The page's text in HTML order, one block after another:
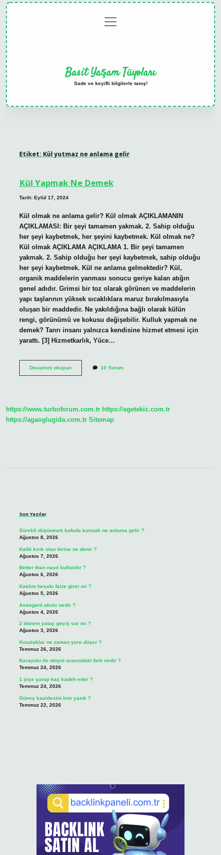
menüyü
aç
Basit Yaşam Tüyoları
Sade ve keyifli bilgilerle tanış!
Etiket: Kül yutmaz ne anlama gelir
Kül Yapmak Ne Demek
Tarih: Eylül 17, 2024
Kül olmak ne anlama gelir? Kül olmak AÇIKLAMANIN
AÇIKLAMASI: Bir şeyi tamamen yakmak. 2. Sahip olduğu
her şeyi kaybetmek, her şeyini kaybetmek. Kül olmak ne?
Kül olmak AÇIKLAMA AÇIKLAMA 1. Bir şeyi tamamen
yakmak. 2. Sahip olduğu her şeyi kaybetmek, sahip olduğu
her şeyi kaybetmek. Kül ne anlama gelmektedir? Kül,
organik maddelerin yanması sonucu geriye kalan atığın
genel adıdır. Grimsi bir toz olarak görünen ve maddelerin
yapı taşlarının yüksek sıcaklıklara maruz bırakılmasıyla
oluşan bir maddedir. Ne yakıldığına bağlı olarak külün
rengi, görünümü ve kokusu değişebilir. Kulluk yapmak ne
demek? Tanrı insanı yalnızca kendisine hizmet etmesi için
yarattı. [3] Hizmetkarlık, Yüce…
Devamını okuyunKül
10 Yorum
https://www.turboforum.com.tr https://egetekiz.com.tr
https://agaoglugida.com.tr Sitemap
Son Yazılar
Sürekli düşünmek kafada kurmak ne anlama gelir ?
Ağustos 8, 2026
Kalbi kırık olan birine ne denir ?
Ağustos 7, 2026
Better than nasıl kullanılır ?
Ağustos 6, 2026
Katılım hesabı faize girer mi ?
Ağustos 5, 2026
Avangard akımı nedir ?
Ağustos 4, 2026
2 dönem yatay geçiş var mı ?
Ağustos 3, 2026
Kozalaklar ne zaman yere düşer ?
Temmuz 26, 2026
Karayolu ile otoyol arasındaki fark nedir ?
Temmuz 24, 2026
1 şişe şarap kaç kadeh eder ?
Temmuz 24, 2026
Güneş kasidesini kim yazdı ?
Temmuz 22, 2026